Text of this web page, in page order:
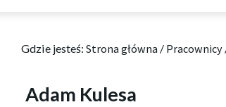
Gdzie jesteś: Strona główna / Pracownicy
Adam Kulesa